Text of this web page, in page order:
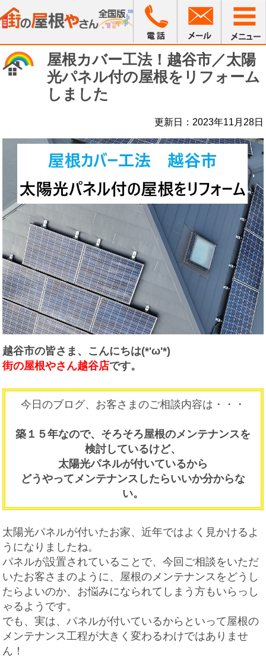
屋根カバー工法！越谷市／太陽
光パネル付の屋根をリフォーム
しました
更新日：2023年11月28日
越谷市の皆さま、こんにちは(*'ω'*)
街の屋根やさん越谷店です。
今日のブログ、お客さまのご相談内容は・・・
築１５年なので、そろそろ屋根のメンテナンスを
検討しているけど、
太陽光パネルが付いているから
どうやってメンテナンスしたらいいか分からな
い。
太陽光パネルが付いたお家、近年ではよく見かけるよ
うになりましたね。
パネルが設置されていることで、今回ご相談をいただ
いたお客さまのように、屋根のメンテナンスをどうし
たらよいのか、お悩みになられてしまう方もいらっし
ゃるようです。
でも、実は、パネルが付いているからといって屋根の
メンテナンス工程が大きく変わるわけではありませ
ん！